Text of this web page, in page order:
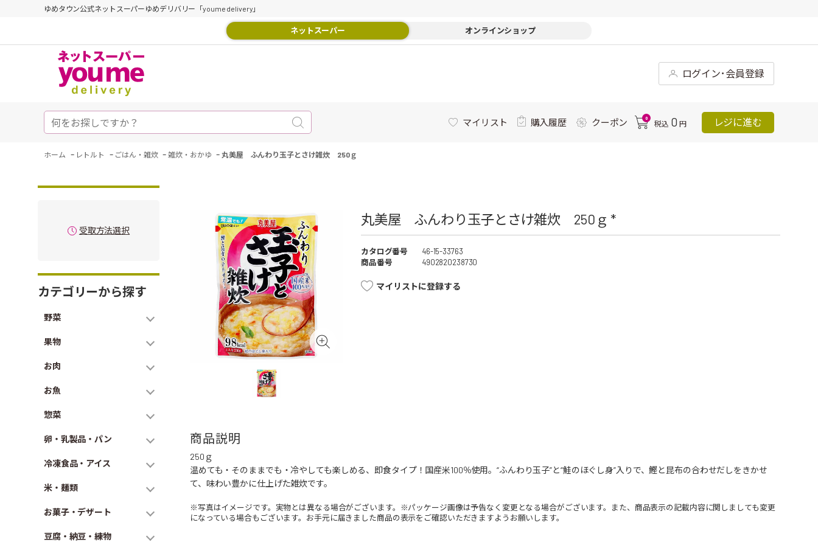
ゆめタウン公式ネットスーパーゆめデリバリー「youme delivery」
ネットスーパー オンラインショップ
ログイン･会員登録
マイリスト 購入履歴 クーポン 0
税込 0 円 レジに進む
ホーム - レトルト - ごはん・雑炊 -雑炊・おかゆ -丸美屋 ふんわり玉子とさけ雑炊 250ｇ
受取方法選択
カテゴリーから探す
野菜
果物
お肉
お魚
惣菜
卵・乳製品・パン
冷凍食品・アイス
米・麺類
お菓子・デザート
豆腐・納豆・練物
丸美屋 ふんわり玉子とさけ雑炊 250ｇ *
カタログ番号
46-15-33763
商品番号
4902820238730
マイリストに登録する
商品説明
250ｇ
温めても・そのままでも・冷やしても楽しめる、即食タイプ！国産米100％使用。“ふんわり玉子”と“鮭のほぐし身”入りで、鰹と昆布の合わせだしをきかせ
て、味わい豊かに仕上げた雑炊です。
※写真はイメージです。実物とは異なる場合がございます。※パッケージ画像は予告なく変更となる場合がございます。また、商品表示の記載内容に関しましても変更
になっている場合もございます。お手元に届きました商品の表示をご確認いただきますようお願いします。